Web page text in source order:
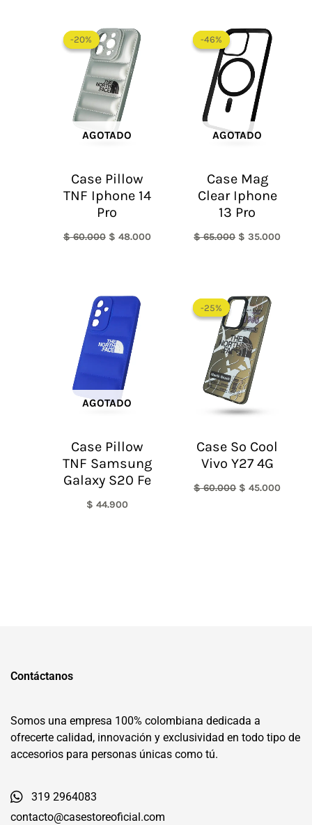
-20%
AGOTADO
-20%
Case Pillow
TNF Iphone 14
Pro
$60.000
precio
original
era:
$ 60.000.
$ 48.000
-46%
AGOTADO
-46%
Case Mag
Clear Iphone
13 Pro
$65.000
precio
original
era:
$ 65.000.
$ 35.000
AGOTADO
Case Pillow
TNF Samsung
Galaxy S20 Fe
$ 44.900
-25%
-25%
Case So Cool
Vivo Y27 4G
$60.000
precio
original
era:
$ 60.000.
$ 45.000
Contáctanos
Somos una empresa 100% colombiana dedicada a
ofrecerte calidad, innovación y exclusividad en todo tipo de
accesorios para personas únicas como tú.
319 2964083
contacto@casestoreoficial.com